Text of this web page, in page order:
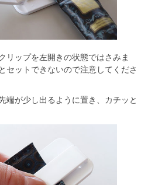
リップを左開きの状態ではさみま
セットできないので注意してくださ
端が少し出るように置き、カチッと